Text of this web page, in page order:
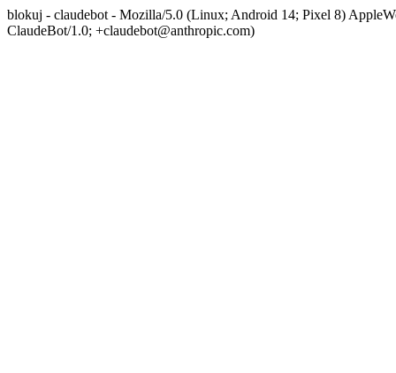
blokuj - claudebot - Mozilla/5.0 (Linux; Android 14; Pixel 8)
ClaudeBot/1.0; +claudebot@anthropic.com)